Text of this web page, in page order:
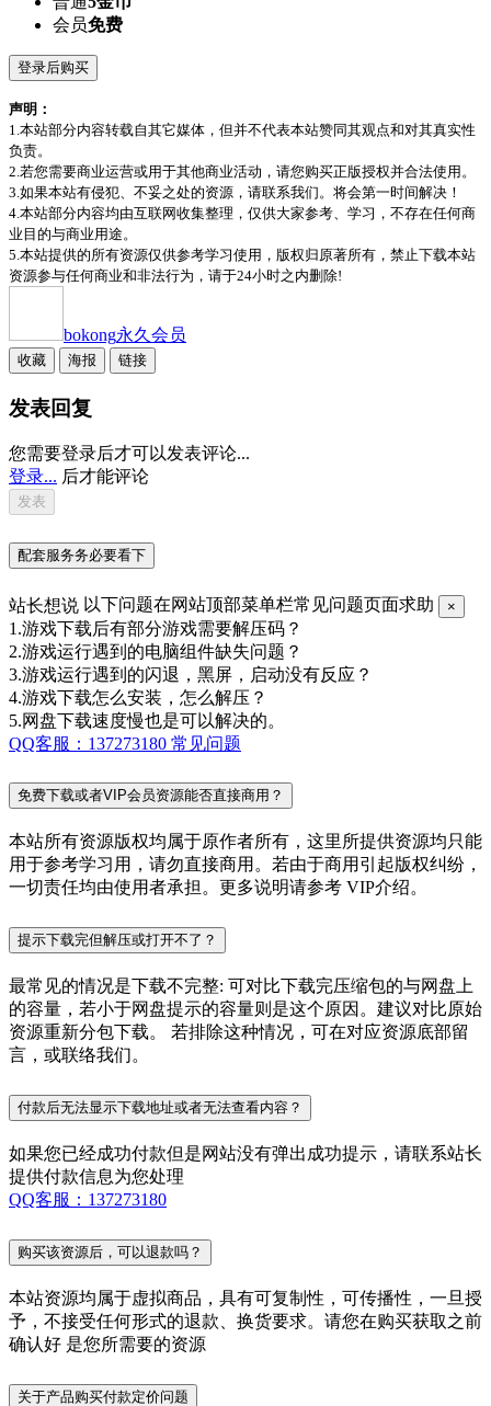
会员免费
登录后购买
声明：
1.本站部分内容转载自其它媒体，但并不代表本站赞同其观点和对其真实性
负责。
2.若您需要商业运营或用于其他商业活动，请您购买正版授权并合法使用。
3.如果本站有侵犯、不妥之处的资源，请联系我们。将会第一时间解决！
4.本站部分内容均由互联网收集整理，仅供大家参考、学习，不存在任何商
业目的与商业用途。
5.本站提供的所有资源仅供参考学习使用，版权归原著所有，禁止下载本站
资源参与任何商业和非法行为，请于24小时之内删除!
bokong永久会员
收藏 海报 链接
发表回复
您需要登录后才可以发表评论...
登录... 后才能评论
配套服务务必要看下
站长想说 以下问题在网站顶部菜单栏常见问题页面求助 ×
1.游戏下载后有部分游戏需要解压码？
2.游戏运行遇到的电脑组件缺失问题？
3.游戏运行遇到的闪退，黑屏，启动没有反应？
4.游戏下载怎么安装，怎么解压？
5.网盘下载速度慢也是可以解决的。
QQ客服：137273180 常见问题
免费下载或者VIP会员资源能否直接商用？
本站所有资源版权均属于原作者所有，这里所提供资源均只能
用于参考学习用，请勿直接商用。若由于商用引起版权纠纷，
一切责任均由使用者承担。更多说明请参考 VIP介绍。
提示下载完但解压或打开不了？
最常见的情况是下载不完整: 可对比下载完压缩包的与网盘上
的容量，若小于网盘提示的容量则是这个原因。建议对比原始
资源重新分包下载。 若排除这种情况，可在对应资源底部留
言，或联络我们。
付款后无法显示下载地址或者无法查看内容？
如果您已经成功付款但是网站没有弹出成功提示，请联系站长
提供付款信息为您处理
QQ客服：137273180
购买该资源后，可以退款吗？
本站资源均属于虚拟商品，具有可复制性，可传播性，一旦授
予，不接受任何形式的退款、换货要求。请您在购买获取之前
确认好 是您所需要的资源
关于产品购买付款定价问题